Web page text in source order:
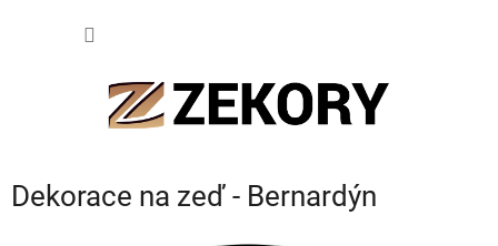
Dekorace na zeď - Bernardýn